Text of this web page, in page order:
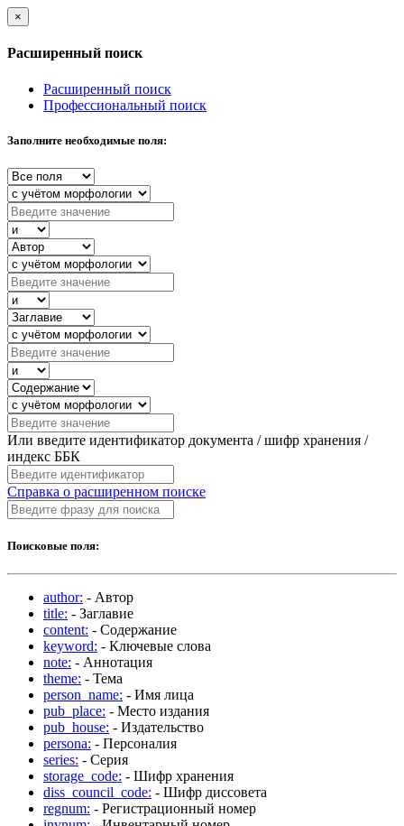
×
Расширенный поиск
Расширенный поиск
Профессиональный поиск
Заполните необходимые поля:
Или введите идентификатор документа / шифр хранения /
индекс ББК
Справка о расширенном поиске
Поисковые поля:
author: - Автор
title: - Заглавие
content: - Содержание
keyword: - Ключевые слова
note: - Аннотация
theme: - Тема
person_name: - Имя лица
pub_place: - Место издания
pub_house: - Издательство
persona: - Персоналия
series: - Серия
storage_code: - Шифр хранения
diss_council_code: - Шифр диссовета
regnum: - Регистрационный номер